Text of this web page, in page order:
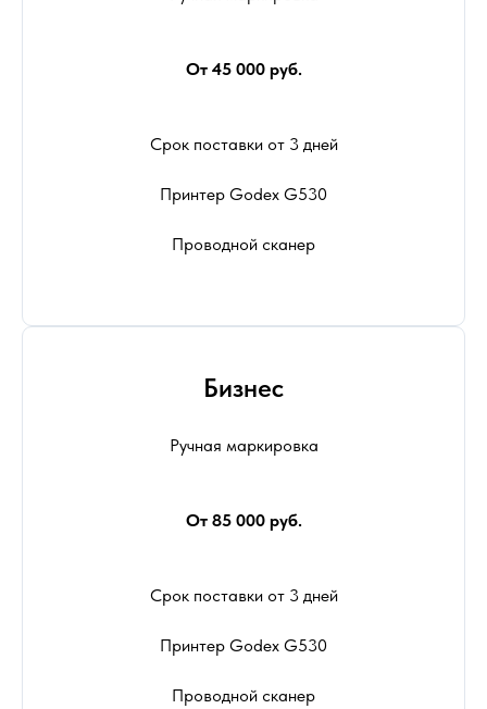
От 45 000 руб.
Срок поставки от 3 дней
Принтер Godex G530
Проводной сканер
Бизнес
Ручная маркировка
От 85 000 руб.
Срок поставки от 3 дней
Принтер Godex G530
Проводной сканер